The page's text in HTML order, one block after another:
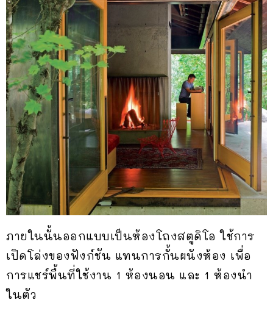
ภายในนั้นออกแบบเป็นห้องโถงสตูดิโอ ใช้การ
เปิดโล่งของฟังก์ชัน แทนการกั้นผนังห้อง เพื่อ
การแชร์พื้นที่ใช้งาน 1 ห้องนอน และ 1 ห้องนำ
ในตัว